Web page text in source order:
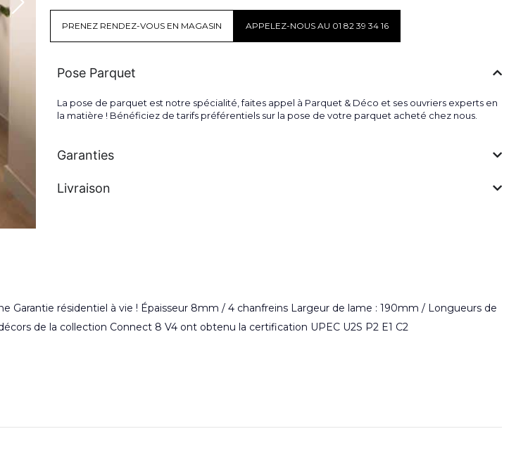
PRENEZ RENDEZ-VOUS EN MAGASIN APPELEZ-NOUS AU 01 82 39 34 16
Pose Parquet
La pose de parquet est notre spécialité, faites appel à Parquet & Déco et ses ouvriers experts en
la matière ! Bénéficiez de tarifs préférentiels sur la pose de votre parquet acheté chez nous.
Garanties
Livraison
résidentiel à vie ! Épaisseur 8mm / 4 chanfreins Largeur de lame : 190mm / Longueurs de
de la collection Connect 8 V4 ont obtenu la certification UPEC U2S P2 E1 C2